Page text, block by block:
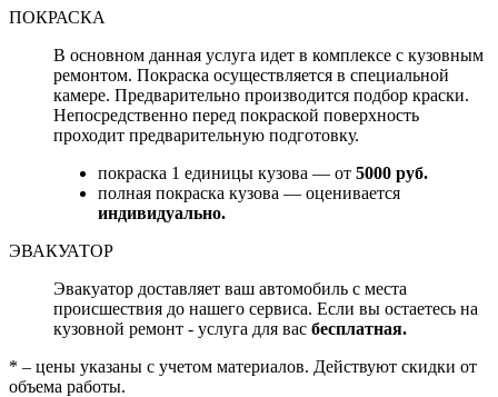
ПОКРАСКА
В основном данная услуга идет в комплексе с кузовным
ремонтом. Покраска осуществляется в специальной
камере. Предварительно производится подбор краски.
Непосредственно перед покраской поверхность
проходит предварительную подготовку.
покраска 1 единицы кузова — от 5000 руб.
полная покраска кузова — оценивается
индивидуально.
ЭВАКУАТОР
Эвакуатор доставляет ваш автомобиль с места
происшествия до нашего сервиса. Если вы остаетесь на
кузовной ремонт - услуга для вас бесплатная.
* – цены указаны с учетом материалов. Действуют скидки от
объема работы.